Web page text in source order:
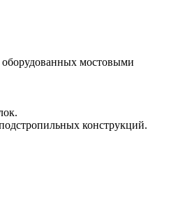
мостовыми
конструкций.